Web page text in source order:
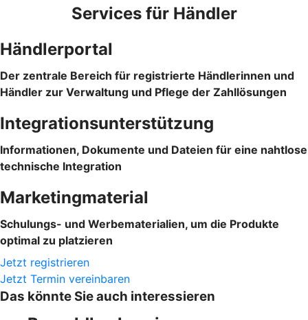
Services für Händler
Händlerportal
Der zentrale Bereich für registrierte Händlerinnen und
Händler zur Verwaltung und Pflege der Zahllösungen
Integrationsunterstützung
Informationen, Dokumente und Dateien für eine nahtlose
technische Integration
Marketingmaterial
Schulungs- und Werbematerialien, um die Produkte
optimal zu platzieren
Jetzt registrieren
Jetzt Termin vereinbaren
Das könnte Sie auch interessieren